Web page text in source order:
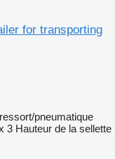
for transporting
ressort/pneumatique
3 Hauteur de la sellette